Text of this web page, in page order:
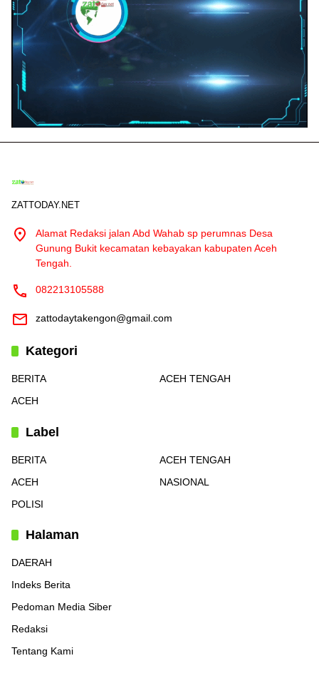
ZATTODAY.NET
Alamat Redaksi jalan Abd Wahab sp perumnas Desa
Gunung Bukit kecamatan kebayakan kabupaten Aceh
Tengah.
082213105588
zattodaytakengon@gmail.com
Kategori
BERITA
ACEH TENGAH
ACEH
Label
BERITA
ACEH TENGAH
ACEH
NASIONAL
POLISI
Halaman
DAERAH
Indeks Berita
Pedoman Media Siber
Redaksi
Tentang Kami